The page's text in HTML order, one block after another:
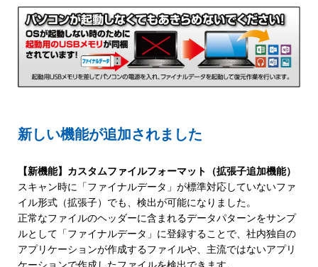
新しい機能が追加されました
【新機能】カスタムファイルフォーマット（拡張子追加機能）
スキャン時に「ファイナルデータ」が標準対応していないファ
イル形式（拡張子）でも、検出が可能になりました。
正常なファイルのヘッダーに含まれるデータパターンをサンプ
ルとして「ファイナルデータ」に登録することで、社内独自の
アプリケーションが作成するファイルや、主流ではないアプリ